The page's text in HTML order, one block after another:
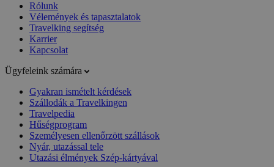
Rólunk
Vélemények és tapasztalatok
Travelking segítség
Karrier
Kapcsolat
Ügyfeleink számára
Gyakran ismételt kérdések
Szállodák a Travelkingen
Travelpedia
Hűségprogram
Személyesen ellenőrzött szállások
Nyár, utazással tele
Utazási élmények Szép-kártyával